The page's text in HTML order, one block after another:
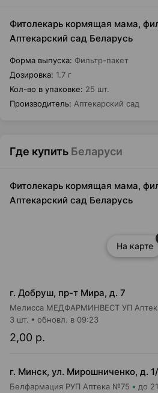
Фитолекарь кормящая мама,
Аптекарский сад Беларусь
Форма выпуска: Фильтр-пакет
Дозировка: 1.7 г
Кол-во в упаковке: 25 шт.
Производитель: Аптекарский сад
Где купить Беларуси
Фитолекарь кормящая мама,
Аптекарский сад Беларусь
На карте
г. Добруш, пр-т Мира, д. 7
Мелисса МЕДФАРМИНВЕСТ УП
2,00 р.
3 шт. обновл. в 09:23
г. Минск, ул. Мирошниченко, д.
Белфармация РУП Аптека №75 до